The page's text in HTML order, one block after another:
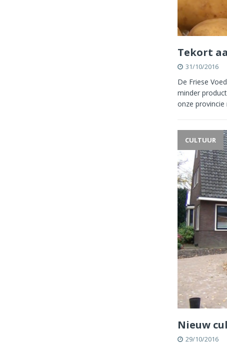
Tekort
31/10/2016
De Friese
minder
onze provincie
CULTUUR
Nieuw
29/10/2016